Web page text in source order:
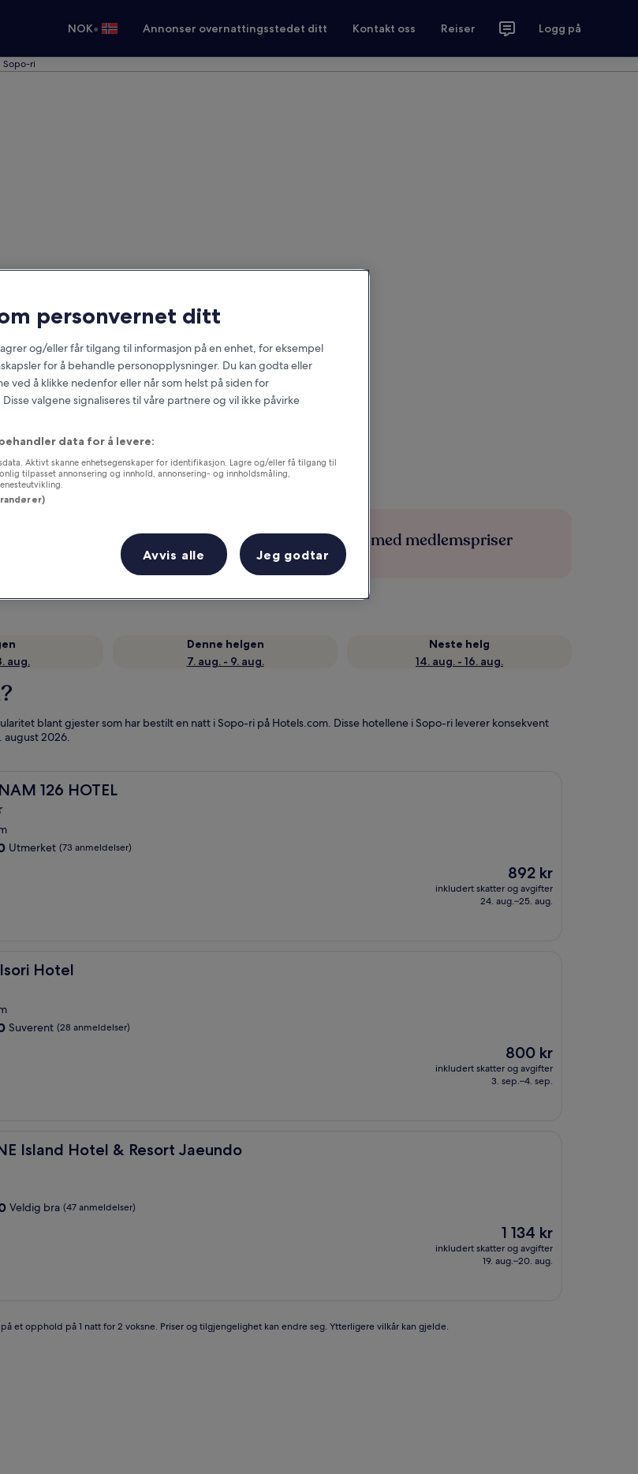
NOK• Annonser overnattingsstedet ditt Kontakt oss Reiser Logg på
Sopo-ri
Samle fordeler for hver natt du
Spar mer med medlemspriser
aug.
Denne helgen
7. aug. - 9. aug.
Neste helg
14. aug. - 16. aug.
blant gjester som har bestilt en natt i Sopo-ri på Hotels.com. Disse hotellene i Sopo-ri leverer konsekvent
august 2026.
126 HOTEL
126 HOTEL
Utmerket (73 anmeldelser)
Prisen
er
892 kr
892 kr
inkludert skatter og avgifter
24. aug.–25. aug.
Hotel
Hotel
Suverent (28 anmeldelser)
Prisen
er
800 kr
800 kr
inkludert skatter og avgifter
3. sep.–4. sep.
Island Hotel & Resort Jaeundo
Island Hotel & Resort Jaeundo
Veldig bra (47 anmeldelser)
Prisen
er
1 134 kr
1 134 kr
inkludert skatter og avgifter
19. aug.–20. aug.
et opphold på 1 natt for 2 voksne. Priser og tilgjengelighet kan endre seg. Ytterligere vilkår kan gjelde.
personvernet ditt
og/eller får tilgang til informasjon på en enhet, for eksempel
for å behandle personopplysninger. Du kan godta eller
ved å klikke nedenfor eller når som helst på siden for
valgene signaliseres til våre partnere og vil ikke påvirke
data for å levere:
Aktivt skanne enhetsegenskaper for identifikasjon. Lagre og/eller få tilgang til
tilpasset annonsering og innhold, annonsering- og innholdsmåling,
Avvis alle Jeg godtar